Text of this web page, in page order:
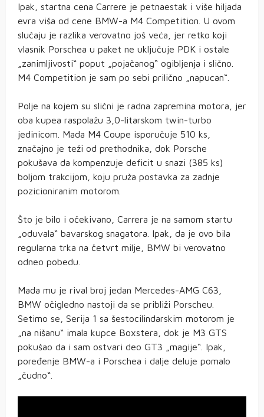
Ipak, startna cena Carrere je petnaestak i više hiljada
evra viša od cene BMW-a M4 Competition. U ovom
slučaju je razlika verovatno još veća, jer retko koji
vlasnik Porschea u paket ne uključuje PDK i ostale
„zanimljivosti“ poput „pojačanog“ ogibljenja i slično.
M4 Competition je sam po sebi prilično „napucan“.
Polje na kojem su slični je radna zapremina motora, jer
oba kupea raspolažu 3,0-litarskom twin-turbo
jedinicom. Mada M4 Coupe isporučuje 510 ks,
značajno je teži od prethodnika, dok Porsche
pokušava da kompenzuje deficit u snazi (385 ks)
boljom trakcijom, koju pruža postavka za zadnje
pozicioniranim motorom.
Što je bilo i očekivano, Carrera je na samom startu
„oduvala“ bavarskog snagatora. Ipak, da je ovo bila
regularna trka na četvrt milje, BMW bi verovatno
odneo pobedu.
Mada mu je rival broj jedan Mercedes-AMG C63,
BMW očigledno nastoji da se približi Porscheu.
Setimo se, Serija 1 sa šestocilindarskim motorom je
„na nišanu“ imala kupce Boxstera, dok je M3 GTS
pokušao da i sam ostvari deo GT3 „magije“. Ipak,
poređenje BMW-a i Porschea i dalje deluje pomalo
„čudno“.